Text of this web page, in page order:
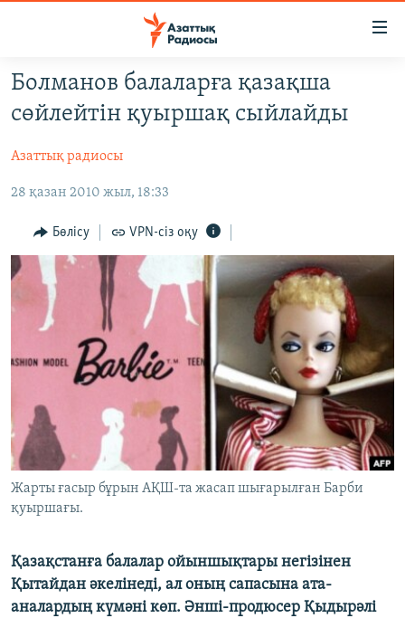
Skip
to
main
Skip
to
Navigation
Skip
to
Search
AZATTYQTV
ҚАҢТАР ОҚИҒАСЫ
АДАМ ҚҰҚЫҚТАРЫ
ӘЛЕУМЕТ
ӘЛЕМ
АРНАЙЫ ЖОБАЛАР
Русский
ЖАЗЫЛЫҢЫЗ
Басқа тілдерде
Болманов балаларға қазақша
сөйлейтін қуыршақ сыйлайды
Азаттық радиосы
28 қазан 2010 жыл, 18:33
Бөлісу VPN-сіз оқу
Жарты ғасыр бұрын АҚШ-та жасап шығарылған Барби
қуыршағы.
Қазақстанға балалар ойыншықтары негізінен
Қытайдан әкелінеді, ал оның сапасына ата-
аналардың күмәні көп. Әнші-продюсер Қыдырәлі